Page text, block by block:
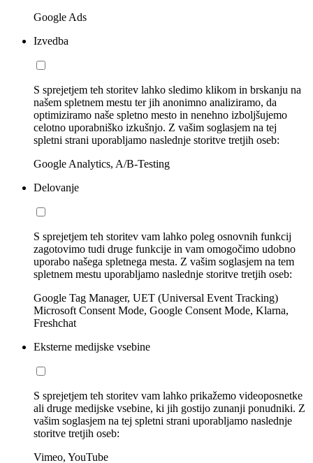
Google Ads
Izvedba
S sprejetjem teh storitev lahko sledimo klikom in brskanju na
našem spletnem mestu ter jih anonimno analiziramo, da
optimiziramo naše spletno mesto in nenehno izboljšujemo
celotno uporabniško izkušnjo. Z vašim soglasjem na tej
spletni strani uporabljamo naslednje storitve tretjih oseb:
Google Analytics, A/B-Testing
Delovanje
S sprejetjem teh storitev vam lahko poleg osnovnih funkcij
zagotovimo tudi druge funkcije in vam omogočimo udobno
uporabo našega spletnega mesta. Z vašim soglasjem na tem
spletnem mestu uporabljamo naslednje storitve tretjih oseb:
Google Tag Manager, UET (Universal Event Tracking)
Microsoft Consent Mode, Google Consent Mode, Klarna,
Freshchat
Eksterne medijske vsebine
S sprejetjem teh storitev vam lahko prikažemo videoposnetke
ali druge medijske vsebine, ki jih gostijo zunanji ponudniki. Z
vašim soglasjem na tej spletni strani uporabljamo naslednje
storitve tretjih oseb:
Vimeo, YouTube